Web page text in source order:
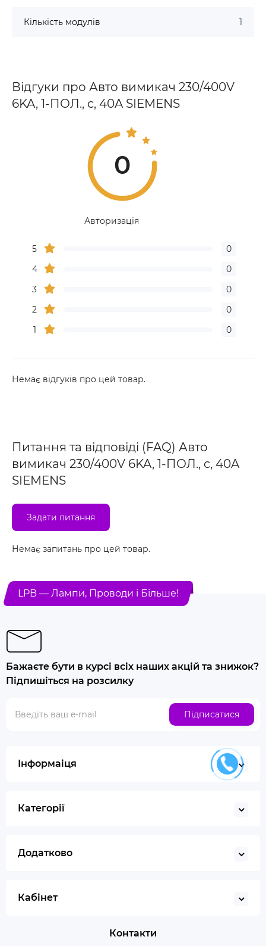
Кількість модулів 1
Відгуки про Авто вимикач 230/400V
6KA, 1-ПОЛ., c, 40A SIEMENS
0
Авторизація
5
0
4
0
3
0
2
0
1
0
Немає відгуків про цей товар.
Питання та відповіді (FAQ) Авто
вимикач 230/400V 6KA, 1-ПОЛ., c, 40A
SIEMENS
Задати питання
Немає запитань про цей товар.
LPB — Лампи, Проводи і Більше!
Бажаєте бути в курсі всіх наших акцій та знижок?
Підпишіться на розсилку
Підписатися
Інформаіця
Категорії
Додатково
Кабінет
Контакти